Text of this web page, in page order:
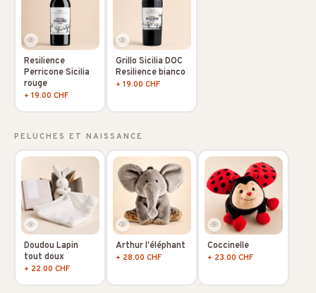
Resilience
Perricone Sicilia
rouge
+ 19.00 CHF
Grillo Sicilia DOC
Resilience bianco
+ 19.00 CHF
PELUCHES ET NAISSANCE
Doudou Lapin
tout doux
+ 22.00 CHF
Arthur l'éléphant
+ 28.00 CHF
Coccinelle
+ 23.00 CHF